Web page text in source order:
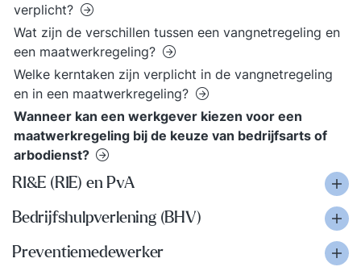
verplicht?
Wat zijn de verschillen tussen een vangnetregeling en
een maatwerkregeling?
Welke kerntaken zijn verplicht in de vangnetregeling
en in een maatwerkregeling?
Wanneer kan een werkgever kiezen voor een
maatwerkregeling bij de keuze van bedrijfsarts of
arbodienst?
RI&E (RIE) en PvA
Bedrijfshulpverlening (BHV)
Preventiemedewerker